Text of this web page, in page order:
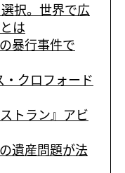
択。世界で広
は
暴行事件で
クロフォード
トラン』アビ
遺産問題が法